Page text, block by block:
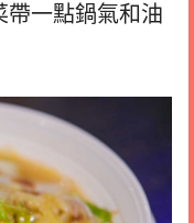
帶一點鍋氣和油